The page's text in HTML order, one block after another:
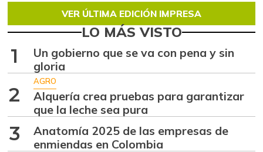
VER ÚLTIMA EDICIÓN IMPRESA
LO MÁS VISTO
1
Un gobierno que se va con pena y sin
gloria
2
AGRO
Alquería crea pruebas para garantizar
que la leche sea pura
3
Anatomía 2025 de las empresas de
enmiendas en Colombia